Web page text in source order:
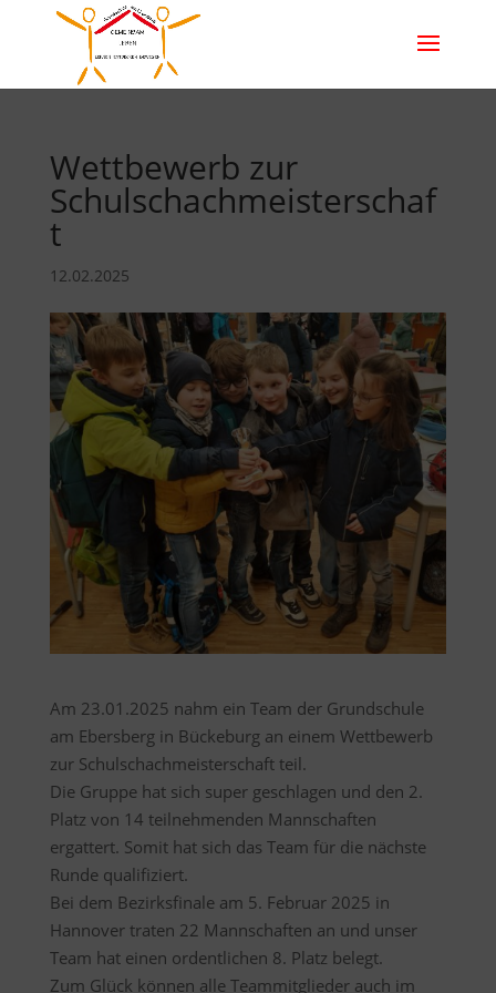
Wettbewerb zur
Schulschachmeisterschaf
t
12.02.2025
Am 23.01.2025 nahm ein Team der Grundschule
am Ebersberg in Bückeburg an einem Wettbewerb
zur Schulschachmeisterschaft teil.
Die Gruppe hat sich super geschlagen und den 2.
Platz von 14 teilnehmenden Mannschaften
ergattert. Somit hat sich das Team für die nächste
Runde qualifiziert.
Bei dem Bezirksfinale am 5. Februar 2025 in
Hannover traten 22 Mannschaften an und unser
Team hat einen ordentlichen 8. Platz belegt.
Zum Glück können alle Teammitglieder auch im